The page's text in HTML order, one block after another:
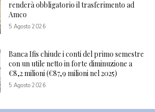
renderà obbligatorio il trasferimento ad
Amco
5 Agosto 2026
Banca Ifis chiude i conti del primo semestre
con un utile netto in forte diminuzione a
€8,2 milioni (€87,9 milioni nel 2025)
5 Agosto 2026